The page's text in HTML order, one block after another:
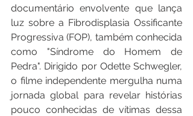
documentário envolvente que lança
luz sobre a Fibrodisplasia Ossificante
Progressiva (FOP), também conhecida
como "Síndrome do Homem de
Pedra". Dirigido por Odette Schwegler,
o filme independente mergulha numa
jornada global para revelar histórias
pouco conhecidas de vítimas dessa